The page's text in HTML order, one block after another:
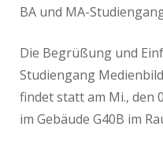
BA und MA-
Die Begrüßung und
Studiengang
findet statt am Mi., den
im Gebäude G40B im